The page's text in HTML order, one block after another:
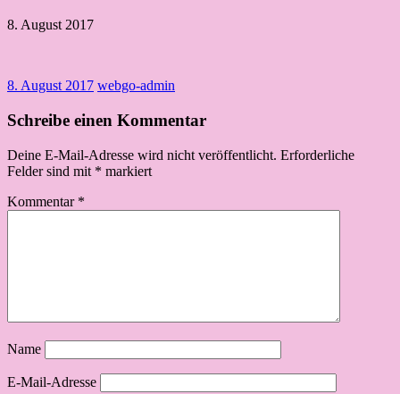
8. August 2017
8. August 2017 webgo-admin
Schreibe einen Kommentar
Deine E-Mail-Adresse wird nicht veröffentlicht. Erforderliche
Felder sind mit * markiert
Kommentar *
Name
E-Mail-Adresse